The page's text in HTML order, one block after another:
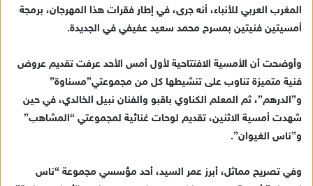
و
المغرب العربي للأنباء، أنه جرى، في إطار فقرات هذا المهرجان، برمجة
أمسيتين فنيتين بمسرح محمد سعيد عفيفي في الجديدة.
وأوضحت أن الأمسية الافتتاحية لأول أمس الأحد عرفت تقديم عروض
فنية متميزة تناوب على تنشيطها كل من مجموعتي”مسناوة”
و”الدرهم”، ثم المعلم الكناوي باقبو والفنان نبيل الخالدي، في حين
شهدت أمسية الاثنين، تقديم لوحات غنائية لمجموعتي “المشاهب”
و”ناس الغيوان”.
وفي تصريح مماثل، أبرز عمر السيد، أحد مؤسسي مجموعة “ناس